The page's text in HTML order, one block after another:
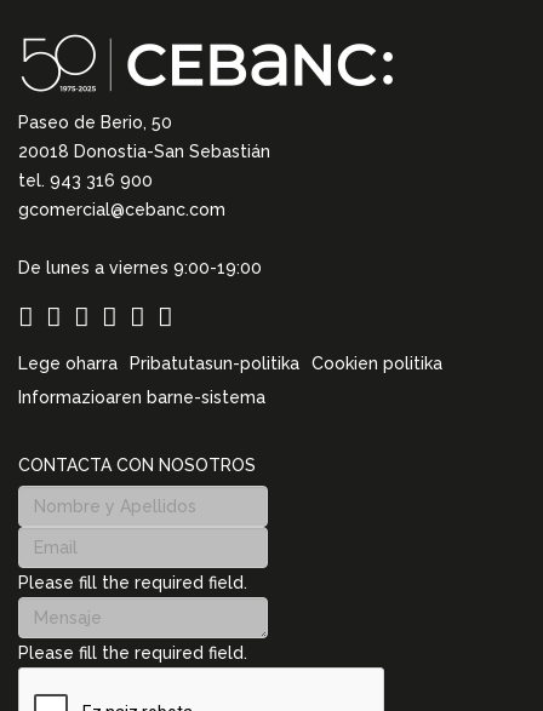
Paseo de Berio, 50
20018 Donostia-San Sebastián
tel. 943 316 900
gcomercial@cebanc.com
De lunes a viernes 9:00-19:00
Lege oharra Pribatutasun-politika
Cookien politika
Informazioaren barne-sistema
CONTACTA CON NOSOTROS
Please fill the required field.
Please fill the required field.